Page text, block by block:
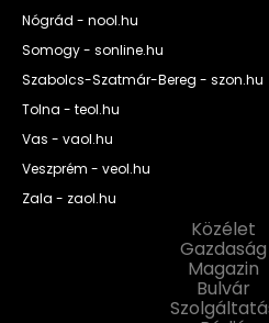
Nógrád - nool.hu
Somogy - sonline.hu
Szabolcs-Szatmár-Bereg - szon.hu
Tolna - teol.hu
Vas - vaol.hu
Veszprém - veol.hu
Zala - zaol.hu
Közélet
Gazdaság
Magazin
Bulvár